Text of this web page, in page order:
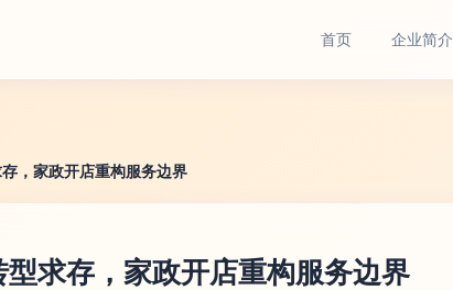
首页 企业简介
，家政开店重构服务边界
求存，家政开店重构服务边界